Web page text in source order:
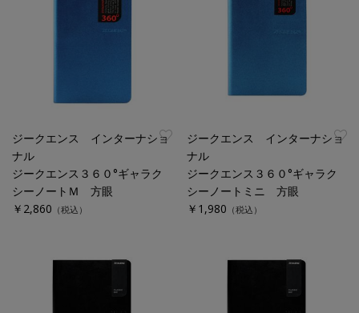
ジークエンス インターナショ
ナル
ジークエンス３６０°ギャラク
シーノートＭ 方眼
￥2,860 （税込）
ジークエンス インターナショ
ナル
ジークエンス３６０°ギャラク
シーノートミニ 方眼
￥1,980 （税込）